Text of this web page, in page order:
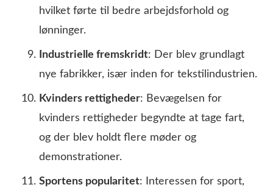
hvilket førte til bedre arbejdsforhold og
lønninger.
Industrielle fremskridt: Der blev grundlagt
nye fabrikker, især inden for tekstilindustrien.
Kvinders rettigheder: Bevægelsen for
kvinders rettigheder begyndte at tage fart,
og der blev holdt flere møder og
demonstrationer.
Sportens popularitet: Interessen for sport,